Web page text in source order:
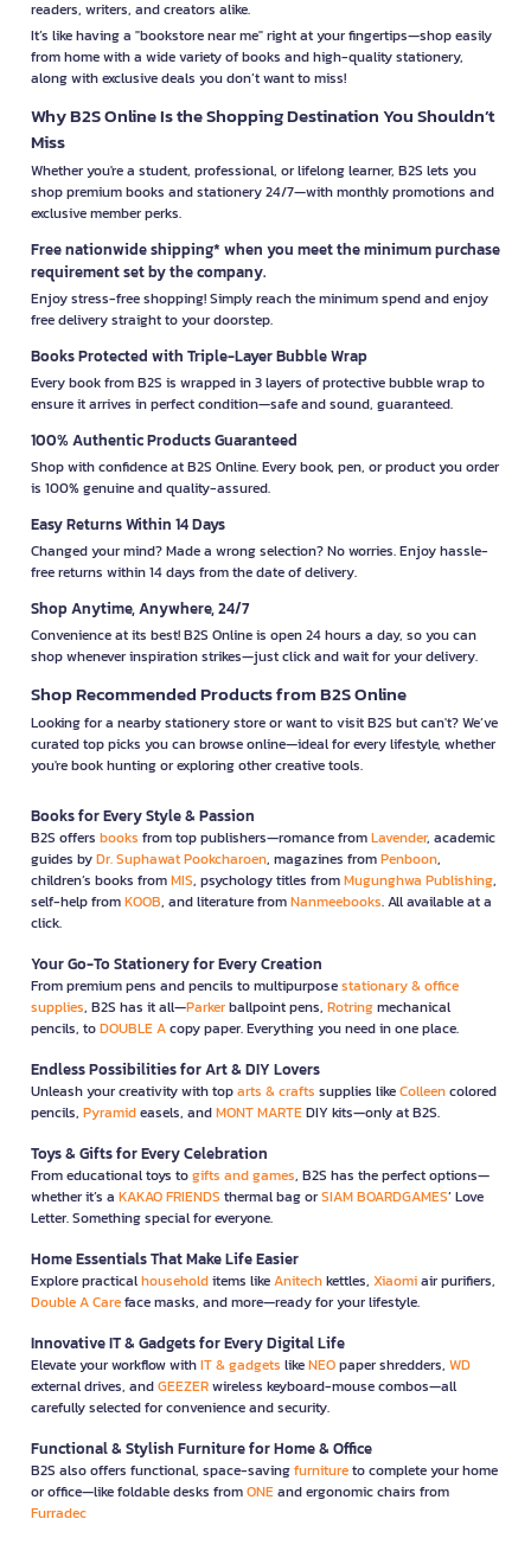
readers, writers, and creators alike.
It’s like having a "bookstore near me" right at your fingertips—shop easily
from home with a wide variety of books and high-quality stationery,
along with exclusive deals you don’t want to miss!
Why B2S Online Is the Shopping Destination You Shouldn’t
Miss
Whether you're a student, professional, or lifelong learner, B2S lets you
shop premium books and stationery 24/7—with monthly promotions and
exclusive member perks.
Free nationwide shipping* when you meet the minimum purchase
requirement set by the company.
Enjoy stress-free shopping! Simply reach the minimum spend and enjoy
free delivery straight to your doorstep.
Books Protected with Triple-Layer Bubble Wrap
Every book from B2S is wrapped in 3 layers of protective bubble wrap to
ensure it arrives in perfect condition—safe and sound, guaranteed.
100% Authentic Products Guaranteed
Shop with confidence at B2S Online. Every book, pen, or product you order
is 100% genuine and quality-assured.
Easy Returns Within 14 Days
Changed your mind? Made a wrong selection? No worries. Enjoy hassle-
free returns within 14 days from the date of delivery.
Shop Anytime, Anywhere, 24/7
Convenience at its best! B2S Online is open 24 hours a day, so you can
shop whenever inspiration strikes—just click and wait for your delivery.
Shop Recommended Products from B2S Online
Looking for a nearby stationery store or want to visit B2S but can't? We’ve
curated top picks you can browse online—ideal for every lifestyle, whether
you're book hunting or exploring other creative tools.
Books for Every Style & Passion
B2S offers books from top publishers—romance fromLavender, academic
guides byDr. Suphawat Pookcharoen, magazines fromPenboon,
children’s books fromMIS, psychology titles fromMugunghwa Publishing,
self-help fromKOOB, and literature fromNanmeebooks. All available at a
click.
Your Go-To Stationery for Every Creation
From premium pens and pencils to multipurposestationary & office
supplies, B2S has it all—Parkerballpoint pens, Rotringmechanical
pencils, toDOUBLE Acopy paper. Everything you need in one place.
Endless Possibilities for Art & DIY Lovers
Unleash your creativity with toparts & crafts supplies likeColleencolored
pencils, Pyramideasels, andMONT MARTEDIY kits—only at B2S.
Toys & Gifts for Every Celebration
From educational toys togifts and games, B2S has the perfect options—
whether it’s a KAKAO FRIENDS thermal bag orSIAM BOARDGAMES’ Love
Letter. Something special for everyone.
Home Essentials That Make Life Easier
Explore practicalhouseholditems likeAnitechkettles, Xiaomiair purifiers,
Double A Careface masks, and more—ready for your lifestyle.
Innovative IT & Gadgets for Every Digital Life
Elevate your workflow withIT & gadgets likeNEOpaper shredders, WD
external drives, andGEEZERwireless keyboard-mouse combos—all
carefully selected for convenience and security.
Functional & Stylish Furniture for Home & Office
B2S also offers functional, space-savingfurnitureto complete your home
or office—like foldable desks fromONEand ergonomic chairs from
Furradec